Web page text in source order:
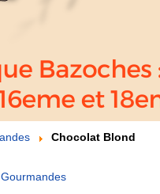
Chocolat Blond